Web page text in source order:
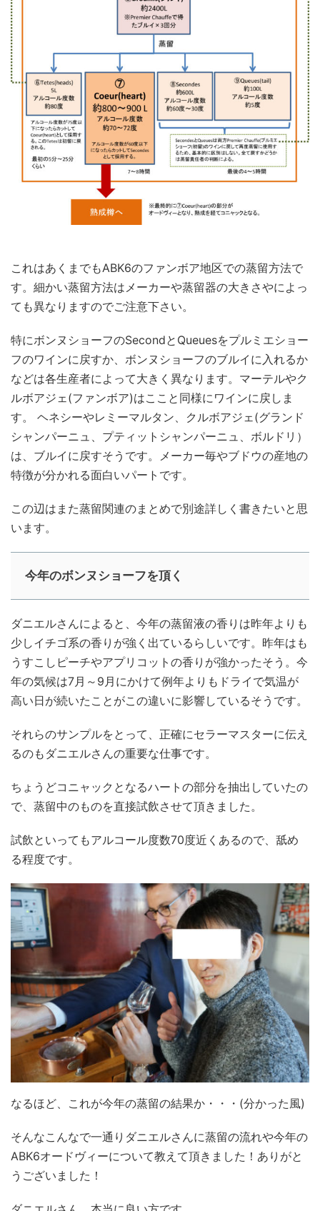
これはあくまでもABK6のファンボア地区での蒸留方法で
す。細かい蒸留方法はメーカーや蒸留器の大きさやによっ
ても異なりますのでご注意下さい。
特にボンヌショーフのSecondとQueuesをプルミエショー
フのワインに戻すか、ボンヌショーフのブルイに入れるか
などは各生産者によって大きく異なります。マーテルやク
ルボアジェ(ファンボア)はここと同様にワインに戻しま
す。 ヘネシーやレミーマルタン、クルボアジェ(グランド
シャンパーニュ、プティットシャンパーニュ、ボルドリ）
は、ブルイに戻すそうです。メーカー毎やブドウの産地の
特徴が分かれる面白いパートです。
この辺はまた蒸留関連のまとめで別途詳しく書きたいと思
います。
今年のボンヌショーフを頂く
ダニエルさんによると、今年の蒸留液の香りは昨年よりも
少しイチゴ系の香りが強く出ているらしいです。昨年はも
うすこしピーチやアプリコットの香りが強かったそう。今
年の気候は7月～9月にかけて例年よりもドライで気温が
高い日が続いたことがこの違いに影響しているそうです。
それらのサンプルをとって、正確にセラーマスターに伝え
るのもダニエルさんの重要な仕事です。
ちょうどコニャックとなるハートの部分を抽出していたの
で、蒸留中のものを直接試飲させて頂きました。
試飲といってもアルコール度数70度近くあるので、舐め
る程度です。
なるほど、これが今年の蒸留の結果か・・・(分かった風)
そんなこんなで一通りダニエルさんに蒸留の流れや今年の
ABK6オードヴィーについて教えて頂きました！ありがと
うございました！